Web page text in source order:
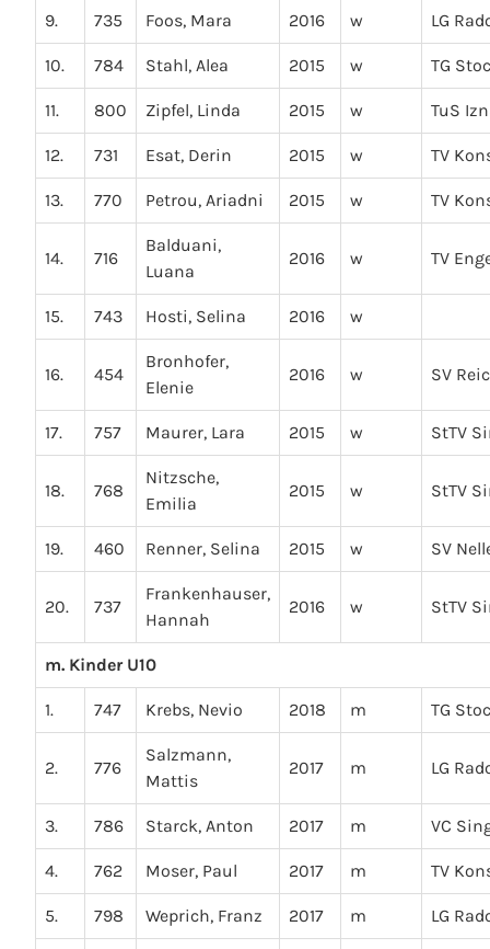
9. 735 Foos, Mara 2016 w LG
10. 784 Stahl, Alea 2015 w TG
11. 800 Zipfel, Linda 2015 w TuS
12. 731 Esat, Derin 2015 w TV
13. 770 Petrou, Ariadni 2015 w TV
14. 716
Balduani,
Luana
2016 w TV
15. 743 Hosti, Selina 2016 w
16. 454
Bronhofer,
Elenie
2016 w SV
17. 757 Maurer, Lara 2015 w StTV
18. 768
Nitzsche,
Emilia
2015 w StTV
19. 460 Renner, Selina 2015 w SV
20. 737
Frankenhauser,
Hannah
2016 w StTV
m. Kinder U10
1. 747 Krebs, Nevio 2018 m TG
2. 776
Salzmann,
Mattis
2017 m LG
3. 786 Starck, Anton 2017 m VC
4. 762 Moser, Paul 2017 m TV
5. 798 Weprich, Franz 2017 m LG